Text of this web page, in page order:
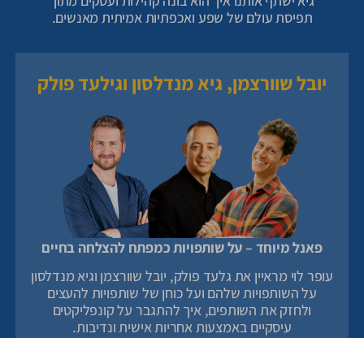
תפיסת עולם של שפע ואכפתיות אמיתית מאנשים.
פאנל מיוחד – על שותפויות כמפתח להצלחה בחיים
עופר לוי מראיין את גלעד פולק, יובל שוורצמן וגיא מנדלסון
על השותפויות שלהם ועל כוחן של שותפויות להעצים
ולחזק את השותפים, איך להתגבר על קונפליקטים
עיסקיים באמצעות אחריות אישית ונדיבות.
יובל שוורצמן, גיא מנדלסון וגילעד פולק